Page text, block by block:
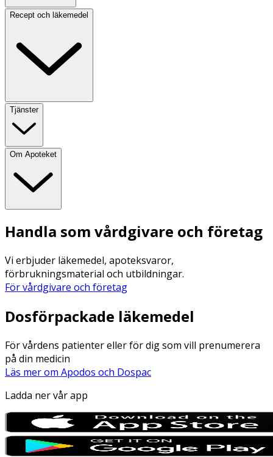
Recept och läkemedel
Tjänster
Om Apoteket
Handla som vårdgivare och företag
Vi erbjuder läkemedel, apoteksvaror,
förbrukningsmaterial och utbildningar.
För vårdgivare och företag
Dosförpackade läkemedel
För vårdens patienter eller för dig som vill prenumerera
på din medicin
Läs mer om Apodos och Dospac
Ladda ner vår app